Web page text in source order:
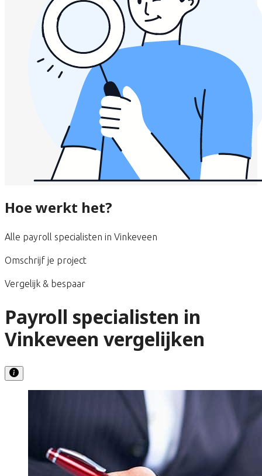
Hoe werkt het?
Alle payroll specialisten in Vinkeveen
Omschrijf je project
Vergelijk & bespaar
Payroll specialisten in
Vinkeveen vergelijken